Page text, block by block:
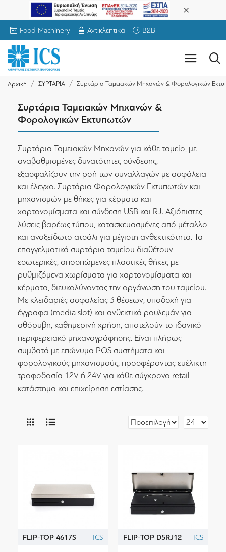
Food Machinery Αντικλεπτικά B2B
Αρχική ΣΥΡΤΑΡΙΑ Συρτάρια Ταμειακών Μηχανών & Φορολογικών
Συρτάρια Ταμειακών Μηχανών &
Φορολογικών Εκτυπωτών
Συρτάρια Ταμειακών Μηχανών για κάθε ταμείο, με
αναβαθμισμένες δυνατότητες σύνδεσης,
εξασφαλίζουν την ροή των συναλλαγών με ασφάλεια
και έλεγχο. Συρτάρια Φορολογικών Εκτυπωτών και
μηχανισμών με θήκες για κέρματα και
χαρτονομίσματα και σύνδεση USB και RJ. Αξιόπιστες
λύσεις βαρέως τύπου, κατασκευασμένες από μέταλλο
και ανοξείδωτο ατσάλι για μέγιστη ανθεκτικότητα. Τα
επαγγελματικά συρτάρια ταμείου διαθέτουν
εσωτερικές, αποσπώμενες πλαστικές θήκες με
ρυθμιζόμενα χωρίσματα για χαρτονομίσματα και
κέρματα, διευκολύνοντας την οργάνωση του ταμείου.
Με κλειδαριές ασφαλείας 3 θέσεων, υποδοχή για
έγγραφα (media slot) και ανθεκτικά ρουλεμάν για
αθόρυβη, καθημερινή χρήση, αποτελούν το ιδανικό
περιφερειακό μηχανογράφησης. Είναι πλήρως
συμβατά με επώνυμα POS συστήματα και
φορολογικούς μηχανισμούς, προσφέροντας ευέλικτη
τροφοδοσία 12V ή 24V για κάθε σύγχρονο retail
κατάστημα και επιχείρηση εστίασης.
FLIP-TOP 4617S ICS FLIP-TOP D5RJ12 ICS